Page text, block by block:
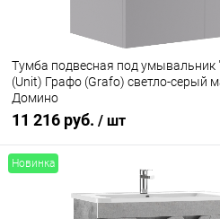
Тумба подвесная под
(Unit) Графо (Grafo) светло-серый
Домино
11 216 руб. / шт
Новинка